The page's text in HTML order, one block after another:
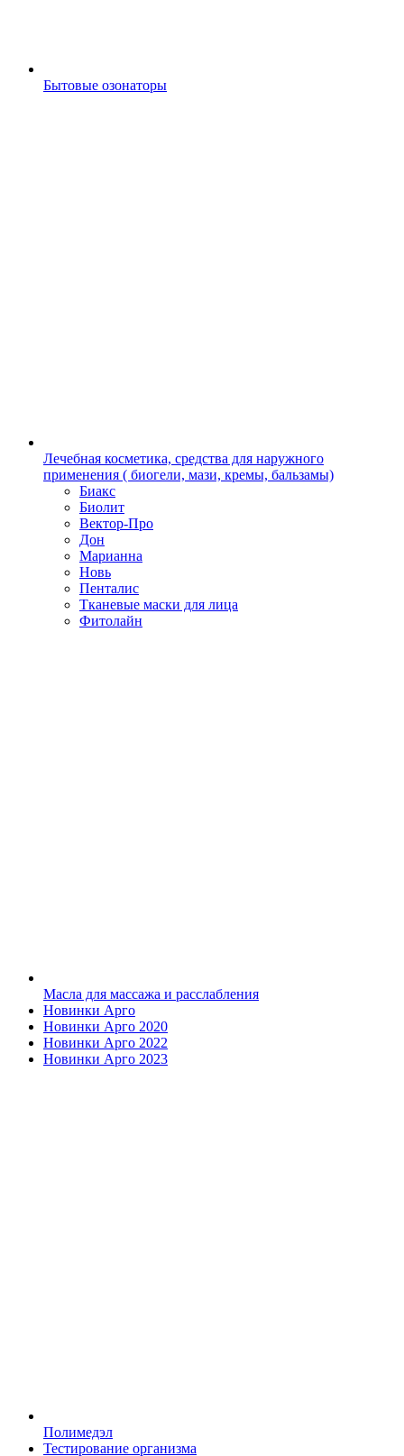
Бытовые озонаторы
Лечебная косметика, средства для наружного
применения ( биогели, мази, кремы, бальзамы)
Биакс
Биолит
Вектор-Про
Дон
Марианна
Новь
Пенталис
Тканевые маски для лица
Фитолайн
Масла для массажа и расслабления
Новинки Арго
Новинки Арго 2020
Новинки Арго 2022
Новинки Арго 2023
Полимедэл
Тестирование организма